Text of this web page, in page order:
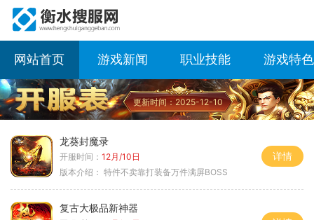
网站首页 游戏新闻 职业技能 游戏特色
更新时间：2025-12-10
龙葵封魔录
开服时间： 12月/10日
版本介绍： 特件不卖靠打装备万件满屏BOSS
详情
复古大极品新神器